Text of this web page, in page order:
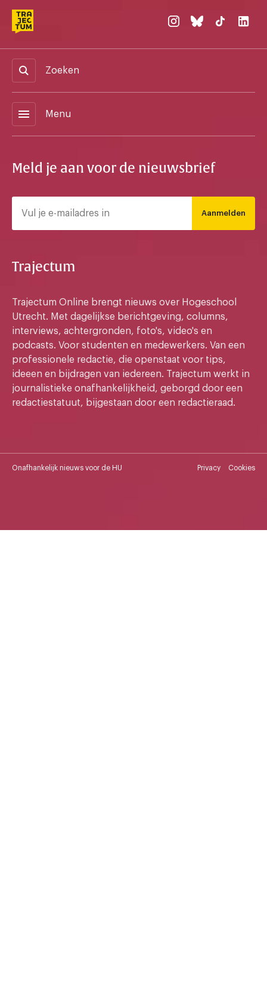
Zoeken
menu Menu
Meld je aan voor de nieuwsbrief
Aanmelden
Trajectum
Trajectum Online brengt nieuws over Hogeschool
Utrecht. Met dagelijkse berichtgeving, columns,
interviews, achtergronden, foto's, video's en
podcasts. Voor studenten en medewerkers. Van een
professionele redactie, die openstaat voor tips,
ideeen en bijdragen van iedereen. Trajectum werkt in
journalistieke onafhankelijkheid, geborgd door een
redactiestatuut, bijgestaan door een redactieraad.
Onafhankelijk nieuws voor de HU Privacy Cookies